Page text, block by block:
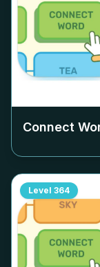
Connect
Level 364